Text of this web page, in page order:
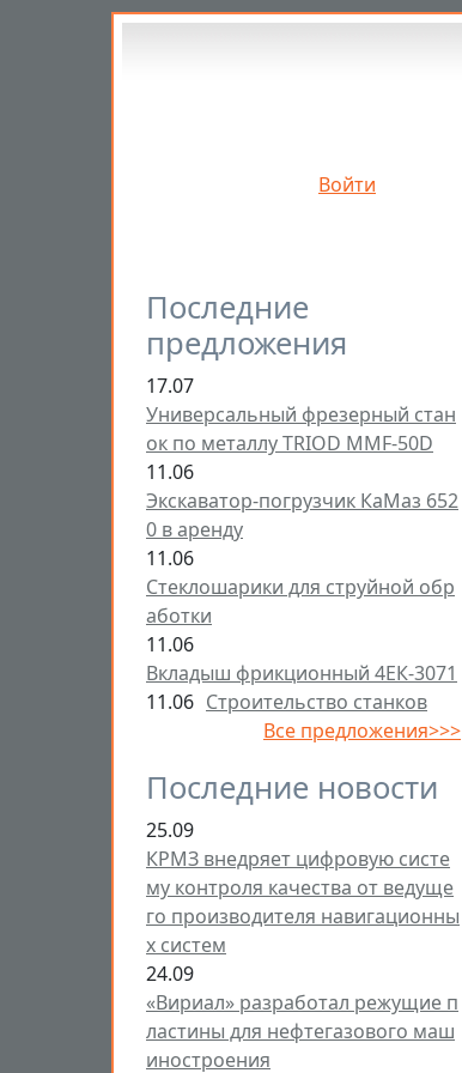
Перейти к основному содержанию
Войти
Последние
предложения
17.07
Универсальный фрезерный стан
ок по металлу TRIOD MMF-50D
11.06
Экскаватор-погрузчик КаМаз 652
0 в аренду
11.06
Стеклошарики для струйной обр
аботки
11.06
Вкладыш фрикционный 4ЕК-3071
11.06 Строительство станков
Все предложения>>>
Последние новости
25.09
КРМЗ внедряет цифровую систе
му контроля качества от ведуще
го производителя навигационны
х систем
24.09
«Вириал» разработал режущие п
ластины для нефтегазового маш
иностроения